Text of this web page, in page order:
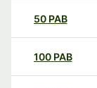
50 PAB
100 PAB